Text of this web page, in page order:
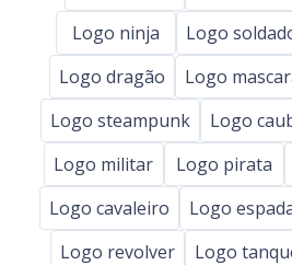
Logo ninja
Logo
Logo dragão
Logo
Logo steampunk
Logo
Logo militar
Logo pirata
Logo cavaleiro
Logo
Logo revolver
Logo